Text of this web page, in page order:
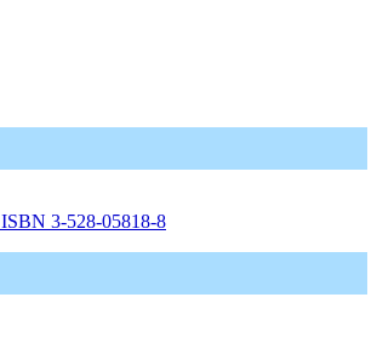
ISBN 3-528-05818-8